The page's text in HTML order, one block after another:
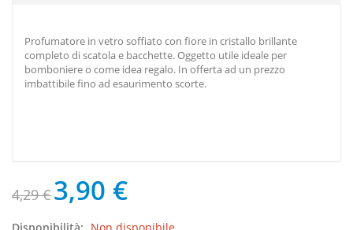
Profumatore in vetro soffiato con fiore in cristallo brillante
completo di scatola e bacchette. Oggetto utile ideale per
bomboniere o come idea regalo. In offerta ad un prezzo
imbattibile fino ad esaurimento scorte.
4,29 €3,90 €